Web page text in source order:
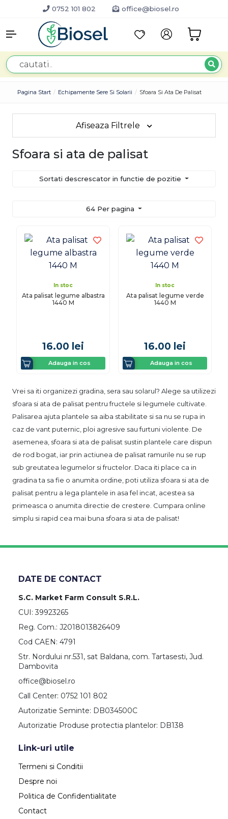
0752 101 802 office@biosel.ro
Pagina Start Echipamente Sere Si Solarii Sfoara Si Ata De Palisat
Afiseaza Filtrele
Sfoara si ata de palisat
Sortati descrescator in functie de pozitie
64 Per pagina
In stoc
Ata palisat legume albastra
1440 M
16.00 lei
Adauga in cos
In stoc
Ata palisat legume verde
1440 M
16.00 lei
Adauga in cos
Vrei sa iti organizezi gradina, sera sau solarul? Alege sa utilizezi
sfoara si ata de palisat pentru fructele si legumele cultivate.
Palisarea ajuta plantele sa aiba stabilitate si sa nu se rupa in
caz de vant puternic, ploi agresive sau furtuni violente. De
asemenea, sfoara si ata de palisat sustin plantele care dispun
de rod bogat, iar prin actiunea de palisat ramurile nu se rup
sub greutatea legumelor si fructelor. Daca iti place ca in
gradina ta sa fie o anumita ordine, poti utiliza sfoara si ata de
palisat pentru a lega plantele in asa fel incat, acestea sa
primeasca o anumita directie de crestere. Cumpara online
simplu si rapid cea mai buna sfoara si ata de palisat!
DATE DE CONTACT
S.C. Market Farm Consult S.R.L.
CUI: 39923265
Reg. Com.: J2018013826409
Cod CAEN: 4791
Str. Nordului nr.531, sat Baldana, com. Tartasesti, Jud.
Dambovita
office@biosel.ro
Call Center: 0752 101 802
Autorizatie Seminte: DB034500C
Autorizatie Produse protectia plantelor: DB138
Link-uri utile
Termeni si Conditii
Despre noi
Politica de Confidentialitate
Contact